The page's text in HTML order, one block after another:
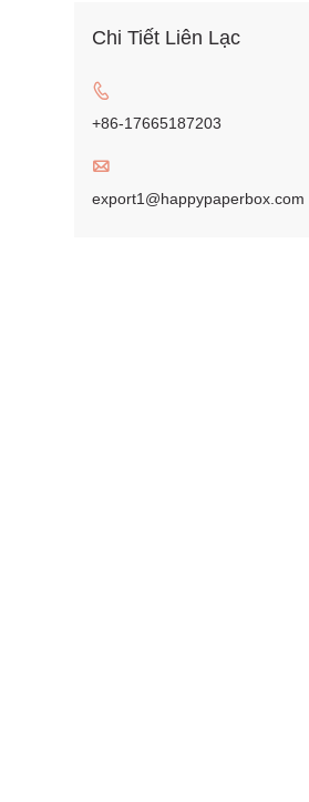
Chi Tiết Liên Lạc

+86-17665187203

export1@happypaperbox.com